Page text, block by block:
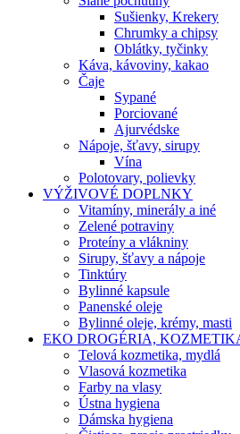
Sušienky, Krekery
Chrumky a chipsy
Oblátky, tyčinky
Káva, kávoviny, kakao
Čaje
Sypané
Porciované
Ajurvédske
Nápoje, šťavy, sirupy
Vína
Polotovary, polievky
VÝŽIVOVÉ DOPLNKY
Vitamíny, minerály a iné
Zelené potraviny
Proteíny a vlákniny
Sirupy, šťavy a nápoje
Tinktúry
Bylinné kapsule
Panenské oleje
Bylinné oleje, krémy, masti
EKO DROGÉRIA,
Telová kozmetika, mydlá
Vlasová kozmetika
Farby na vlasy
Ústna hygiena
Dámska hygiena